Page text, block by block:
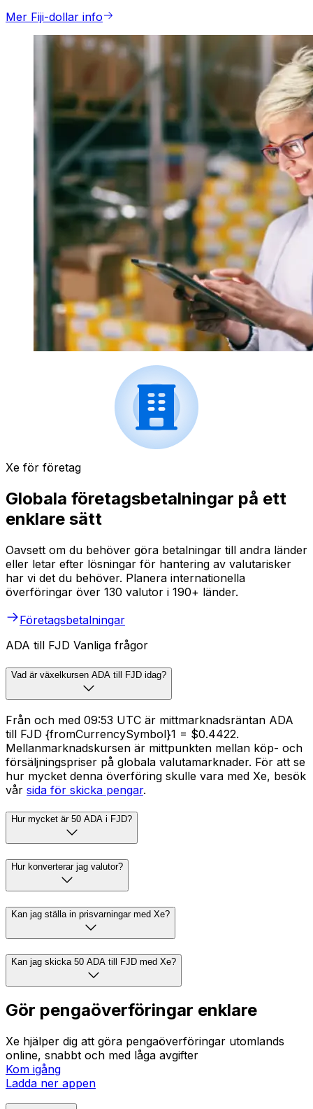
Mer Fiji-dollar info
Xe för företag
Globala företagsbetalningar på ett
enklare sätt
Oavsett om du behöver göra betalningar till andra länder
eller letar efter lösningar för hantering av valutarisker
har vi det du behöver. Planera internationella
överföringar över 130 valutor i 190+ länder.
Företagsbetalningar
ADA till FJD Vanliga frågor
Vad är växelkursen ADA till FJD idag?
Från och med 09:53 UTC är mittmarknadsräntan ADA
till FJD {fromCurrencySymbol}1 = $0.4422.
Mellanmarknadskursen är mittpunkten mellan köp- och
försäljningspriser på globala valutamarknader. För att se
hur mycket denna överföring skulle vara med Xe, besök
vår sida för skicka pengar.
Hur mycket är 50 ADA i FJD?
Hur konverterar jag valutor?
Kan jag ställa in prisvarningar med Xe?
Kan jag skicka 50 ADA till FJD med Xe?
Gör pengaöverföringar enklare
Xe hjälper dig att göra pengaöverföringar utomlands
online, snabbt och med låga avgifter
Kom igång
Ladda ner appen